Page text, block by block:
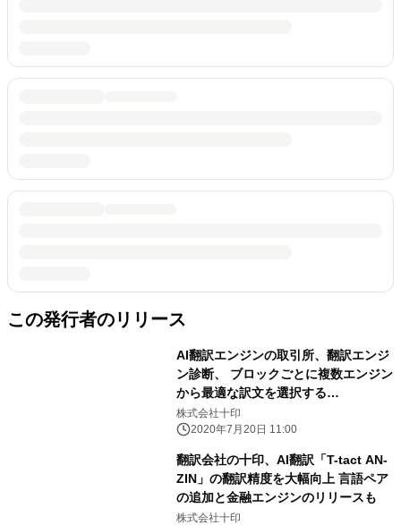
この発行者のリリース
AI翻訳エンジンの取引所、翻訳エンジ
ン診断、 ブロックごとに複数エンジン
から最適な訳文を選択する
「AUTOMADE」を発表
株式会社十印
2020年7月20日 11:00
翻訳会社の十印、AI翻訳「T-tact AN-
ZIN」の翻訳精度を大幅向上 言語ペア
の追加と金融エンジンのリリースも
株式会社十印